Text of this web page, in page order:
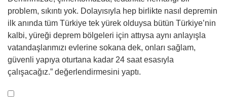
problem, sıkıntı yok. Dolayısıyla hep birlikte nasıl depremin
ilk anında tüm Türkiye tek yürek olduysa bütün Türkiye’nin
kalbi, yüreği deprem bölgeleri için attıysa aynı anlayışla
vatandaşlarımızı evlerine sokana dek, onları sağlam,
güvenli yapıya oturtana kadar 24 saat esasıyla
çalışacağız.” değerlendirmesini yaptı.